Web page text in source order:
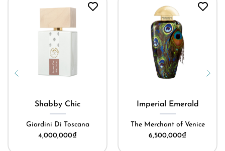
Shabby Chic
Giardini Di Toscana
4,000,000₫
Imperial Emerald
The Merchant of Venice
6,500,000₫